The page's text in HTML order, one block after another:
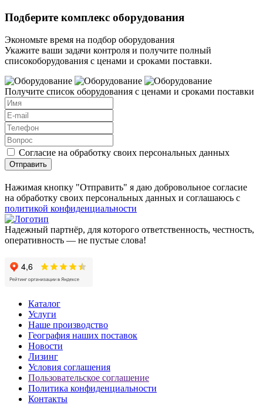
Подберите комплекс оборудования
Экономьте время на подбор оборудования
Укажите ваши задачи контроля и получите полный
списокоборудования с ценами и сроками поставки.
Получите список оборудования с ценами и сроками поставки
Согласие на обработку своих персональных данных
Отправить
Нажимая кнопку "Отправить" я даю добровольное согласие
на обработку своих персональных данных и соглашаюсь с
политикой конфиденциальности
Надежный партнёр, для которого ответственность, честность,
оперативность — не пустые слова!
Каталог
Услуги
Наше производство
География наших поставок
Новости
Лизинг
Условия соглашения
Пользовательское соглашение
Политика конфиденциальности
Контакты